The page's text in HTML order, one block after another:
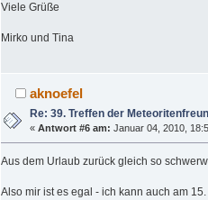
Viele Grüße
Mirko und Tina
aknoefel
Re: 39. Treffen der
«Antwort #6 am: Januar 04, 2010,
Aus dem Urlaub zurück gleich so
Also mir ist es egal - ich kann auch am 15.